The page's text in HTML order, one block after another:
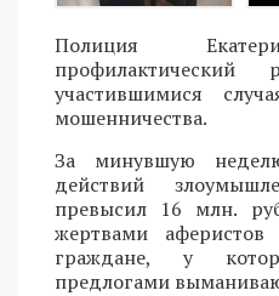
Полиция
участившимися
мошенничества.
За минувшую
действий
превысил 16 млн.
жертвами аферистов
граждане, у
предлогами